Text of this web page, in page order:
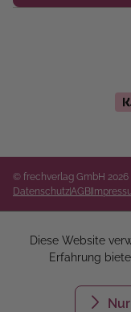
© frechverlag GmbH 2026
DatenschutzAGB
Diese Website
Erfahrung